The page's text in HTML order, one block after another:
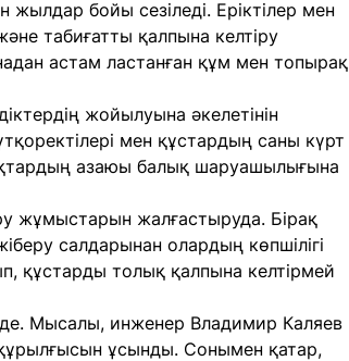
бойы сезіледі. Еріктілер мен
табиғатты қалпына келтіру
астам ластанған құм мен топырақ
жойылуына әкелетінін
мен құстардың саны күрт
азаюы балық шаруашылығына
жұмыстарын жалғастыруда. Бірақ
салдарынан олардың көпшілігі
құстарды толық қалпына келтірмей
Мысалы, инженер Владимир Каляев
ұсынды. Сонымен қатар,